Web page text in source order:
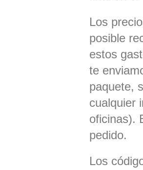
Los
posible
estos
te
paquete,
cualquier
oficinas).
pedido.
Los